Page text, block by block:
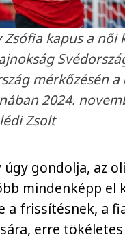
Zsófia kapus a női
mérkőzésén
2024.
Zsolt
úgy gondolja, az
mindenképp el
a frissítésnek, a
erre